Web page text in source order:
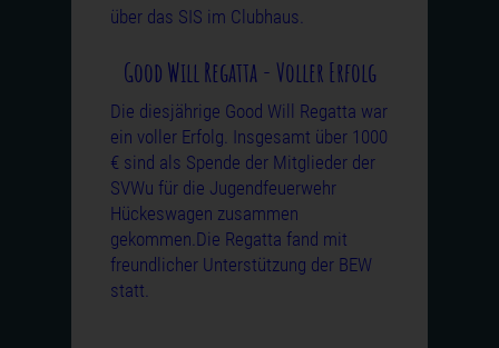
über das SIS im Clubhaus.
Good Will Regatta - Voller Erfolg
Die diesjährige Good Will Regatta war
ein voller Erfolg. Insgesamt über 1000
€ sind als Spende der Mitglieder der
SVWu für die Jugendfeuerwehr
Hückeswagen zusammen
gekommen.Die Regatta fand mit
freundlicher Unterstützung der BEW
statt.